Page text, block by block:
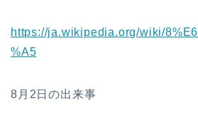
https://ja.wikipedia.org/wiki/
%A5
8月2日の出来事